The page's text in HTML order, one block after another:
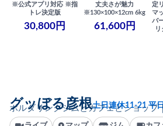
※公式アプリ対応 ※指
トレ決定版
30,800円
丈夫さが魅力
※130×100×12cm 6kg
61,600円
定
マ
バ
ボルダリングジムとカフェとショップ
グッぼる彦根土日連休11-21 平